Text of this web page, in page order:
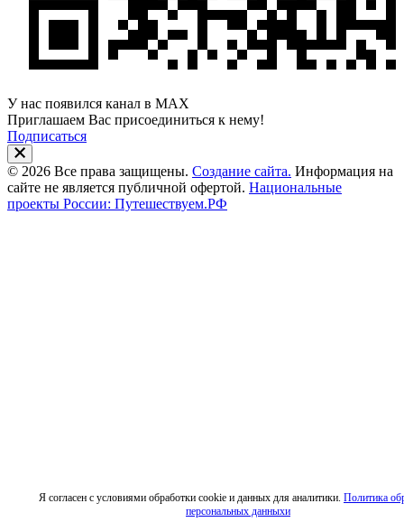
Я согласен с условиями обработки cookie и данных для аналитики. Политика
персональных данныхи
У нас появился канал в MAX
Приглашаем Вас присоединиться к нему!
Подписаться
© 2026 Все права защищены. Создание сайта. Информация на
сайте не является публичной офертой. Национальные
проекты России: Путешествуем.РФ